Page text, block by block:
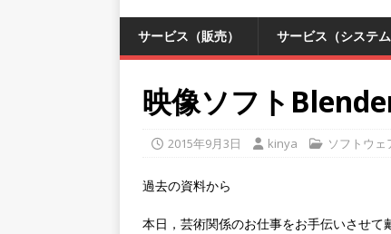
サービス（販売） サービス（システ
映像ソフト
2015年9月3日 kinya ソフトウェ
過去の資料から
本日，芸術関係のお仕事をお手伝いさせ